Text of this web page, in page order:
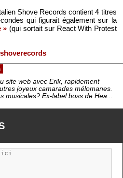
Shove Records contient 4 titres
qui figurait également sur la
» (qui sortait sur React With Protest
site web avec Erik, rapidement
joyeux camarades mélomanes.
musicales? Ex-label boss de Hea...